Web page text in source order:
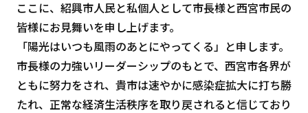
ここに、紹興市人民と私個人として市長様と西宮市民の
皆様にお見舞いを申し上げます。
「陽光はいつも風雨のあとにやってくる」と申します。
市長様の力強いリーダーシップのもとで、西宮市各界が
ともに努力をされ、貴市は速やかに感染症拡大に打ち勝
たれ、正常な経済生活秩序を取り戻されると信じており